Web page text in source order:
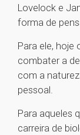
Lovelock e
forma de
Para ele,
combater a
com a
pessoal.
Para aqueles
carreira de